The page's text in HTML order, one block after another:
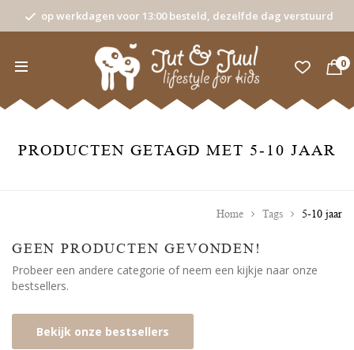
op werkdagen voor 13:00 besteld, dezelfde dag verstuurd
0
PRODUCTEN GETAGD MET 5-10 JAAR
Home Tags 5-10 jaar
GEEN PRODUCTEN GEVONDEN!
Probeer een andere categorie of neem een kijkje naar onze
bestsellers.
Bekijk onze bestsellers